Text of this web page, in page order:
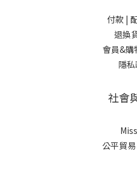
付款 |
退換
會員&購
隱
社會
公平貿易